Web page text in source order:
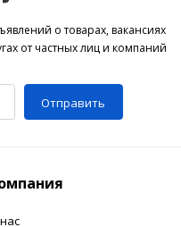
о товарах, вакансиях
от частных лиц и компаний
Отправить